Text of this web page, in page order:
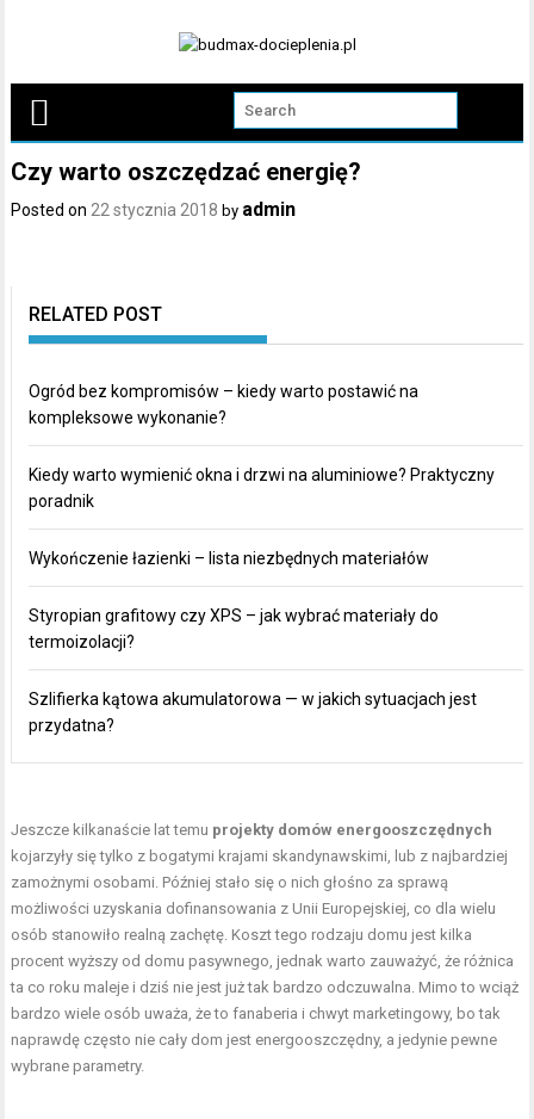
Czy warto oszczędzać energię?
Posted on 22 stycznia 2018 by admin
RELATED POST
Ogród bez kompromisów – kiedy warto postawić na
kompleksowe wykonanie?
Kiedy warto wymienić okna i drzwi na aluminiowe? Praktyczny
poradnik
Wykończenie łazienki – lista niezbędnych materiałów
Styropian grafitowy czy XPS – jak wybrać materiały do
termoizolacji?
Szlifierka kątowa akumulatorowa — w jakich sytuacjach jest
przydatna?
Jeszcze kilkanaście lat temu projekty domów energooszczędnych
kojarzyły się tylko z bogatymi krajami skandynawskimi, lub z najbardziej
zamożnymi osobami. Później stało się o nich głośno za sprawą
możliwości uzyskania dofinansowania z Unii Europejskiej, co dla wielu
osób stanowiło realną zachętę. Koszt tego rodzaju domu jest kilka
procent wyższy od domu pasywnego, jednak warto zauważyć, że różnica
ta co roku maleje i dziś nie jest już tak bardzo odczuwalna. Mimo to wciąż
bardzo wiele osób uważa, że to fanaberia i chwyt marketingowy, bo tak
naprawdę często nie cały dom jest energooszczędny, a jedynie pewne
wybrane parametry.